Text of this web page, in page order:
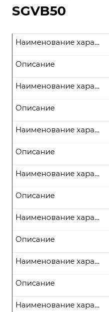
SGVB50
Наименование характеристики
Описание
Наименование характеристики
Описание
Наименование характеристики
Описание
Наименование характеристики
Описание
Наименование характеристики
Описание
Наименование характеристики
Описание
Наименование характеристики